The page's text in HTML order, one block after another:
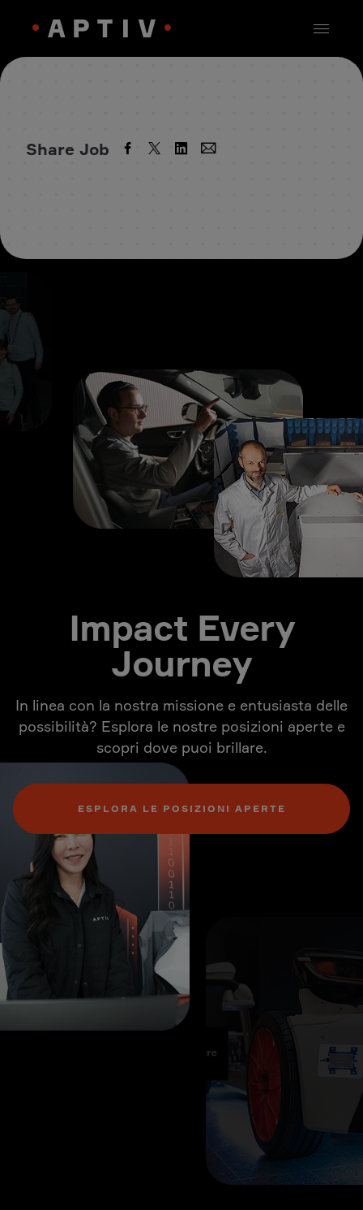
Share Job
Impact Every
Journey
In linea con la nostra missione e entusiasta delle
possibilità? Esplora le nostre posizioni aperte e
scopri dove puoi brillare.
ESPLORA LE POSIZIONI APERTE